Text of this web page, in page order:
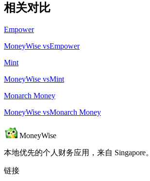
相关对比
Empower
MoneyWise vsEmpower
Mint
MoneyWise vsMint
Monarch Money
MoneyWise vsMonarch Money
MoneyWise
本地优先的个人财务应用，来自 Singapore。
链接